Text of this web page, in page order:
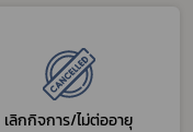
เลิกกิจการ/ไม่ต่ออายุ